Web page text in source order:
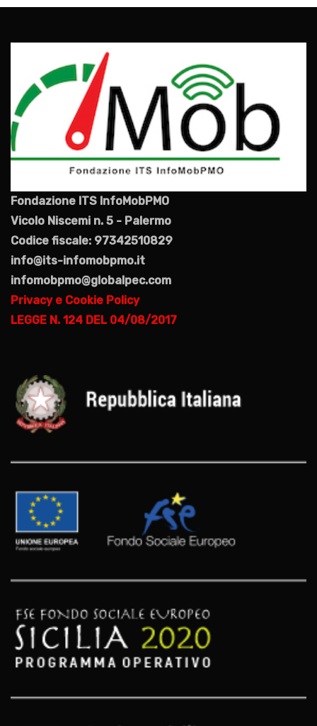
Fondazione ITS InfoMobPMO
Vicolo Niscemi n. 5 - Palermo
Codice fiscale: 97342510829
info@its-infomobpmo.it
infomobpmo@globalpec.com
Privacy e Cookie Policy
LEGGE N. 124 DEL 04/08/2017